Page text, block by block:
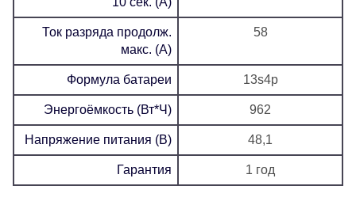
Ток разряда продолж.
макс. (А)
58
Формула батареи 13s4p
Энергоёмкость (Вт*Ч) 962
Напряжение питания (В) 48,1
Гарантия 1 год